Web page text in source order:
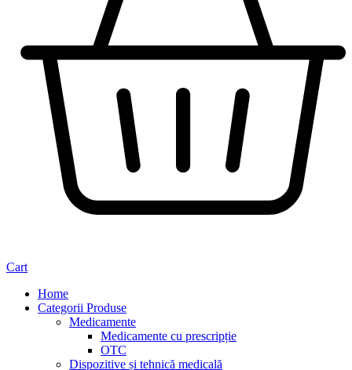
Cart
Home
Categorii Produse
Medicamente
Medicamente cu prescripție
OTC
Dispozitive și tehnică medicală